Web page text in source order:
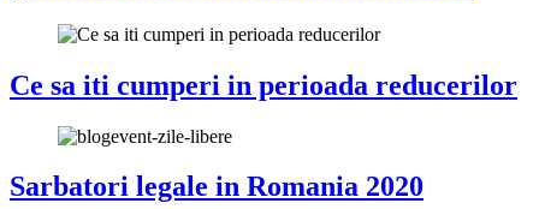
Ce sa iti cumperi in perioada reducerilor
Sarbatori legale in Romania 2020